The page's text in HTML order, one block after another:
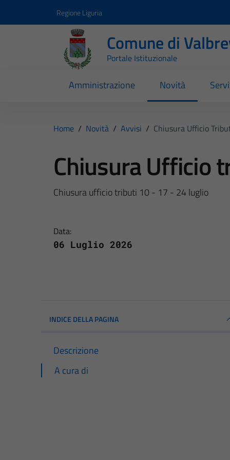
Regione Liguria
Comune di
Portale Istituzionale
Amministrazione Novità
Home / Novità / Avvisi / Chiusura Ufficio
Chiusura Ufficio
Chiusura ufficio tributi 10 - 17 - 24 luglio
Data:
06 Luglio 2026
INDICE DELLA PAGINA
Descrizione
A cura di